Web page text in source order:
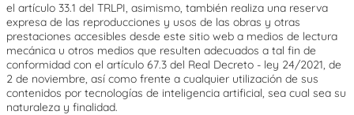
el artículo 33.1 del TRLPI, asimismo, también realiza una reserva
expresa de las reproducciones y usos de las obras y otras
prestaciones accesibles desde este sitio web a medios de lectura
mecánica u otros medios que resulten adecuados a tal fin de
conformidad con el artículo 67.3 del Real Decreto - ley 24/2021, de
2 de noviembre, así como frente a cualquier utilización de sus
contenidos por tecnologías de inteligencia artificial, sea cual sea su
naturaleza y finalidad.